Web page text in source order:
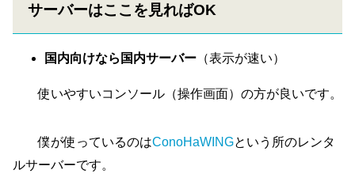
サーバーはここを見ればOK
国内向けなら国内サーバー （表示が速い）
使いやすいコンソール（操作画面）の方が良いです。
僕が使っているのはConoHaWINGという所のレンタ
ルサーバーです。